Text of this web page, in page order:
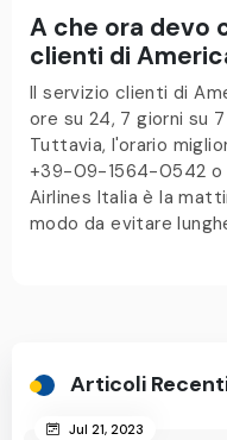
A che ora devo
clienti di
Il servizio clienti di
ore su 24, 7 giorni su
Tuttavia, l'orario
+39-09-1564-0542 o
Airlines Italia è la
modo da evitare
Articoli
Jul 21, 2023